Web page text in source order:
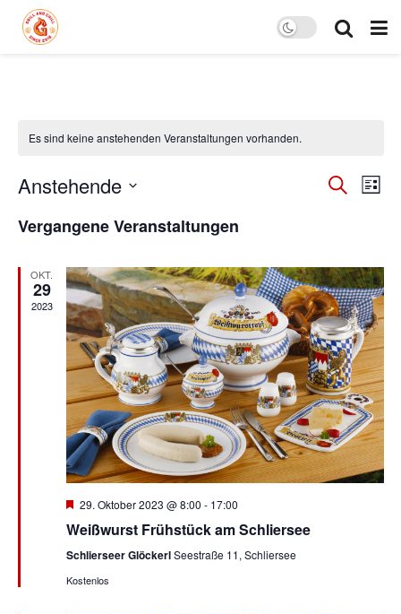
Es sind keine anstehenden Veranstaltungen vorhanden.
SucheListe
Anstehende
wählen.
Vergangene Veranstaltungen
OKT.
29
2023
Hervorgehoben
29. Oktober 2023 @ 8:00 - 17:00
Weißwurst Frühstück am Schliersee
Schlierseer GlöckerlSeestraße 11, Schliersee
Kostenlos